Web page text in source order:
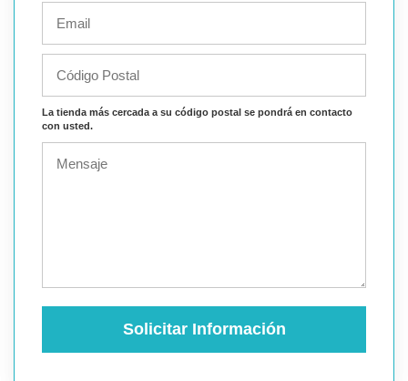
La tienda más cercada a su código postal se pondrá en contacto
con usted.
Solicitar Información